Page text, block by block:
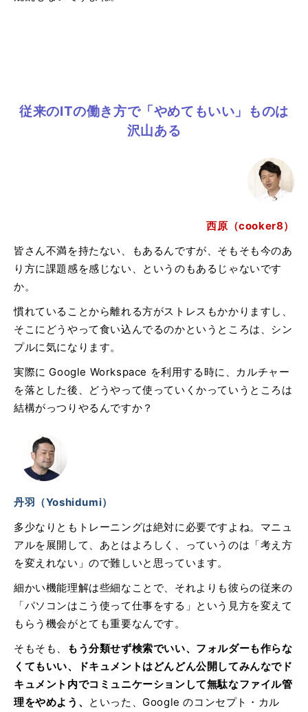
従来のITの働き方で「やめてもいい」ものは
沢山ある
西原（cooker8）
皆さん不満を持たない、もあるんですが、そもそも今のあ
り方に課題感を感じない、というのもあるじゃないです
か。
慣れていることから離れる方がストレスもかかりますし、
そこにどうやって食い込んでるのかというところは、シン
プルに気になります。
実際に Google Workspace を利用する時に、カルチャー
を落とした後、どうやって使っていくかっていうところは
結構がっつりやるんですか？
丹羽（Yoshidumi）
多少なりともトレーニングは絶対に必要ですよね。マニュ
アルを展開して、あとはよろしく、っていうのは「考え方
を変えれない」ので難しいと思っています。
細かい機能理解は些細なことで、それよりも彼らの従来の
「パソコンはこう使って仕事をする」という見方を変えて
もらう機会がとても重要なんです。
そもそも、
もう分類せず検索でいい、フォルダーも作らな
くてもいい、ドキュメントはどんどん公開してみんなでド
キュメント内でコミュニケーションして無駄なファイル管
理をやめよう、 といった、Google のコンセプト・カル